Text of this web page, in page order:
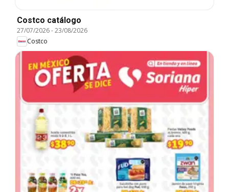
Costco catálogo
27/07/2026-23/08/2026
Costco